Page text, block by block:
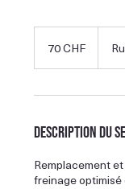
suisses70 CHF
Description du
Remplacement
freinage